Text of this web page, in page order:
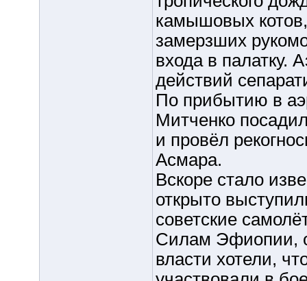
камышовых
замерзших
входа в палатку.
действий
По прибытию в
Митченко
и провёл
Асмара.
Вскоре стало
открыто
советские
Силам Эфиопии,
власти хотели,